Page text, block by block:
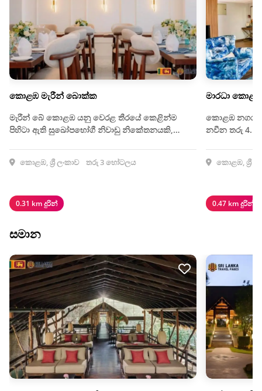
කොළඹ මැරීන් බොක්ක
මැරීන් බේ කොළඹ යනු වෙරළ තීරයේ කෙළින්ම
පිහිටා ඇති සුඛෝපභෝගී නිවාඩු නිකේතනයකි,…
කොළඹ, ශ්‍රී ලංකාව තරු 3 හෝටලය
0.31 km දුරින්
මාරධා කොළඹ
කොළඹ නගර
නවීන තරු 4...
කොළඹ, ශ්‍රී
0.47 km දුරින්
සමාන